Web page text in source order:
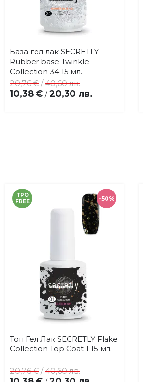
Добави
в
любими
Купи
База гел лак SECRETLY
Rubber base Twinkle
Collection 34 15 мл.
10,38 € / 20,30 лв.
20,76 € /40,60 лв.
-50%
TPO
FREE
Добави
в
Купи
Топ Гел Лак SECRETLY Flake
Collection Top Coat 1 15 мл.
20,76 € /40,60 лв.